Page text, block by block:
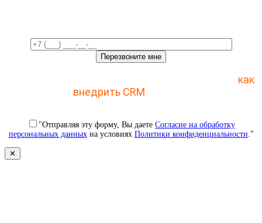
как
внедрить CRM
"Отправляя эту форму, Вы даете Согласие на обработку
персональных данныхна условиях Политики конфиденциальности."
✕